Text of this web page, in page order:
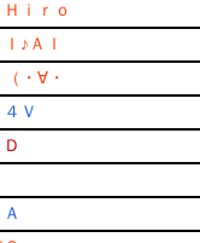
ｉｒｏ
♪ＡＩ
・∀・
Ｖ